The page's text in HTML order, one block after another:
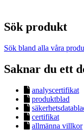
Sök produkt
Sök bland alla våra
Saknar du ett
analyscertifikat
produktblad
certifikat
allmänna villkor